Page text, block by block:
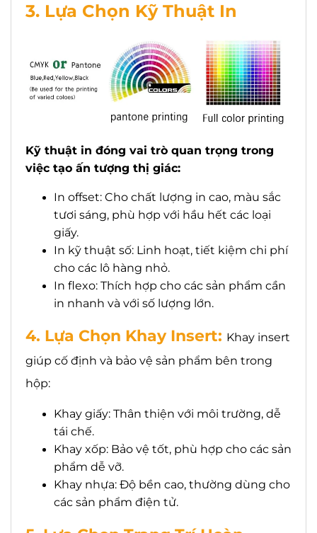
3. Lựa Chọn Kỹ Thuật In
Kỹ thuật in đóng vai trò quan trọng trong
việc tạo ấn tượng thị giác:
In offset: Cho chất lượng in cao, màu sắc
tươi sáng, phù hợp với hầu hết các loại
giấy.
In kỹ thuật số: Linh hoạt, tiết kiệm chi phí
cho các lô hàng nhỏ.
In flexo: Thích hợp cho các sản phẩm cần
in nhanh và với số lượng lớn.
4. Lựa Chọn Khay Insert: Khay insert
giúp cố định và bảo vệ sản phẩm bên trong
hộp:
Khay giấy: Thân thiện với môi trường, dễ
tái chế.
Khay xốp: Bảo vệ tốt, phù hợp cho các sản
phẩm dễ vỡ.
Khay nhựa: Độ bền cao, thường dùng cho
các sản phẩm điện tử.